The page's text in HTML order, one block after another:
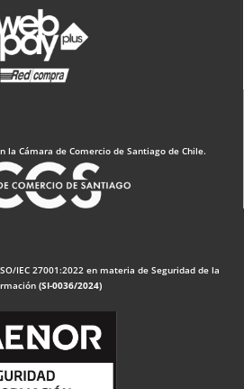
la Cámara de Comercio de Santiago de Chile.
IEC 27001:2022 en materia de Seguridad de la
(SI-0036/2024)